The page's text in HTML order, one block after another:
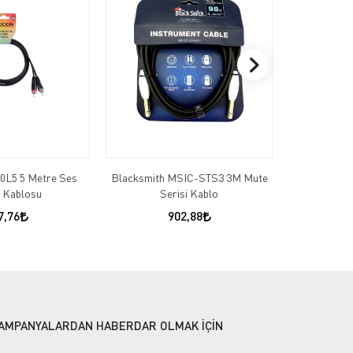
5 Metre Ses
Kablosu
Blacksmith MSIC-STS3 3M Mute
Serisi Kablo
902,88
HABERDAR OLMAK İÇİN